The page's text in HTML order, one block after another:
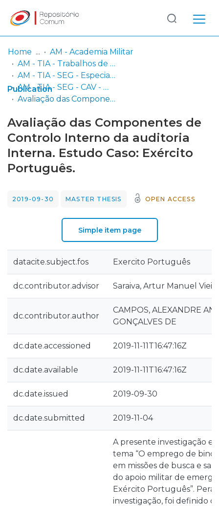
Communities
& Collections
Browse repository
Statistics
Log
In
(current)
Home
AM - Academia Militar
AM - TIA - Trabalhos de Investigação Aplicada
AM - TIA - SEG - Especialidade de Segurança (GNR)
AM - TIA - SEG - CAV - M - Mestrado em Ciências Militares na Especialidade de Segurança em Cavalaria (GNR)
Avaliação das Componentes de Controlo Interno da auditoria Interna. Estudo Caso: Exército Português.
Publication
Avaliação das Componentes de
Controlo Interno da auditoria
Interna. Estudo Caso: Exército
Português.
2019-09-30 MASTER THESIS OPEN ACCESS
Simple item page
datacite.subject.fos Exercito Português
dc.contributor.advisor Saraiva, Artur Manuel Vieira
dc.contributor.author
CAMPOS, ALEXANDRE
GONÇALVES DE
dc.date.accessioned 2019-11-11T16:47:16Z
dc.date.available 2019-11-11T16:47:16Z
dc.date.issued 2019-09-30
dc.date.submitted 2019-11-04
A presente investigação
tema “O emprego de
em missões de busca e
do apoio militar de
Exército Português”.
investigação, foi definido